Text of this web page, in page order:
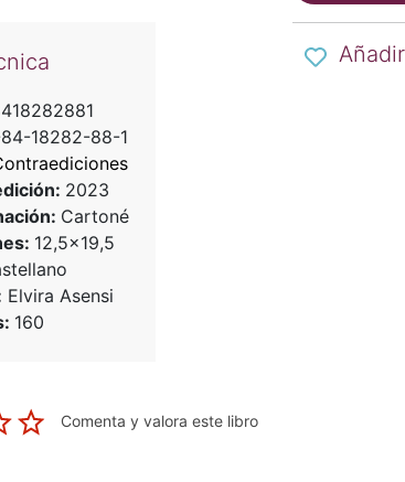
18282-88-1
2023
Cartoné
12,5x19,5
Elvira Asensi
160
Comenta y valora este libro